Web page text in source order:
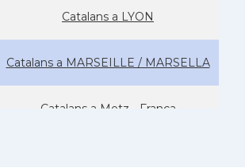
Catalans a LYON
Catalans a MARSEILLE / MARSELLA
Catalans a Metz - França